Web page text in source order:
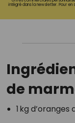
intégré dans la newsletter. Pour
de
1 kg d’oranges